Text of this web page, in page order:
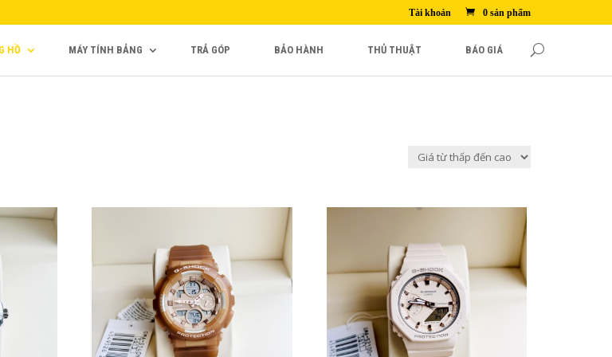
Tài khoản 0 sản phẩm
HỒ MÁY TÍNH BẢNG TRẢ GÓP BẢO HÀNH THỦ THUẬT BÁO GIÁ
2,190,000₫